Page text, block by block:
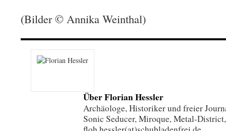
(Bilder © Annika Weinthal)
Über Florian Hessler
Archäologe, Historiker und freier
Sonic Seducer, Miroque, Metal-